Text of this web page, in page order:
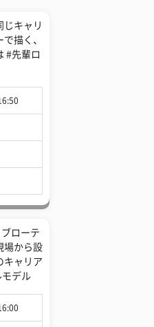
じキャリ
描く、
#先輩ロ
ブローテ
場から設
キャリア
モデル